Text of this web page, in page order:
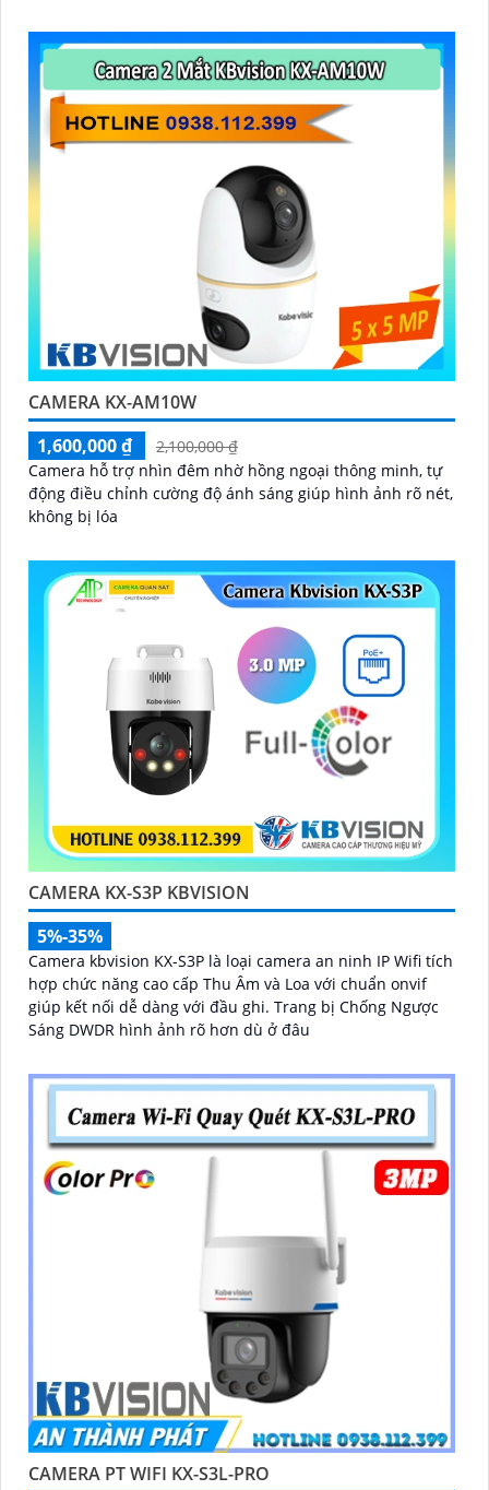
CAMERA KX-AM10W
1,600,000 ₫
2,100,000 ₫
Camera hỗ trợ nhìn đêm nhờ hồng ngoại thông minh, tự
động điều chỉnh cường độ ánh sáng giúp hình ảnh rõ nét,
không bị lóa
CAMERA KX-S3P KBVISION
5%-35%
Camera kbvision KX-S3P là loại camera an ninh IP Wifi tích
hợp chức năng cao cấp Thu Âm và Loa với chuẩn onvif
giúp kết nối dễ dàng với đầu ghi. Trang bị Chống Ngược
Sáng DWDR hình ảnh rõ hơn dù ở đâu
CAMERA PT WIFI KX-S3L-PRO